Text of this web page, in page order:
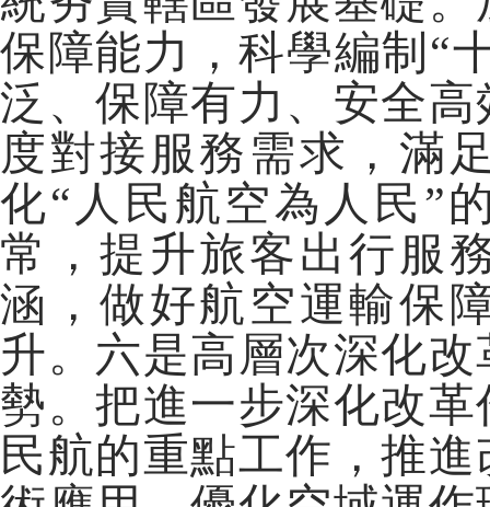
保障能力，科學編制“
泛、保障有力、安全
度對接服務需求，滿
化“人民航空為人民”
常，提升旅客出行服
涵，做好航空運輸保
升。六是高層次深化
勢。把進一步深化改
民航的重點工作，推